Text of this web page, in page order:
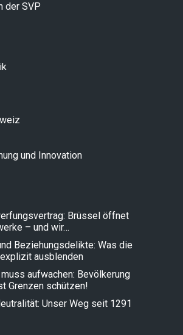
der SVP
und Innovation
Brüssel öffnet
– und wir…
Beziehungsdelikte: Was die
ausblenden
aufwachen: Bevölkerung
Grenzen schützen!
Unser Weg seit 1291